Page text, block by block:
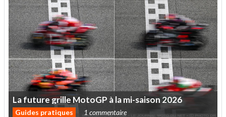
Lafuturegrille MotoGP àlami-saison 2026
Guides pratiques 1 commentaire